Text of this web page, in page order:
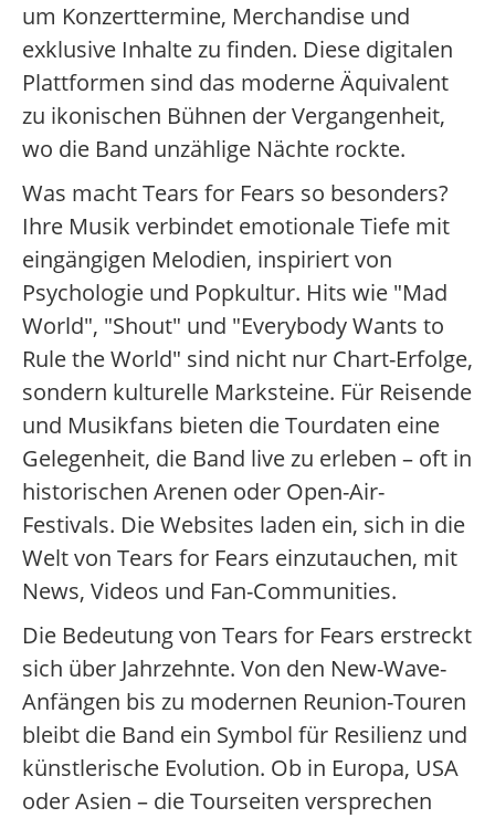
um Konzerttermine, Merchandise und
exklusive Inhalte zu finden. Diese digitalen
Plattformen sind das moderne Äquivalent
zu ikonischen Bühnen der Vergangenheit,
wo die Band unzählige Nächte rockte.
Was macht Tears for Fears so besonders?
Ihre Musik verbindet emotionale Tiefe mit
eingängigen Melodien, inspiriert von
Psychologie und Popkultur. Hits wie "Mad
World", "Shout" und "Everybody Wants to
Rule the World" sind nicht nur Chart-Erfolge,
sondern kulturelle Marksteine. Für Reisende
und Musikfans bieten die Tourdaten eine
Gelegenheit, die Band live zu erleben – oft in
historischen Arenen oder Open-Air-
Festivals. Die Websites laden ein, sich in die
Welt von Tears for Fears einzutauchen, mit
News, Videos und Fan-Communities.
Die Bedeutung von Tears for Fears erstreckt
sich über Jahrzehnte. Von den New-Wave-
Anfängen bis zu modernen Reunion-Touren
bleibt die Band ein Symbol für Resilienz und
künstlerische Evolution. Ob in Europa, USA
oder Asien – die Tourseiten versprechen